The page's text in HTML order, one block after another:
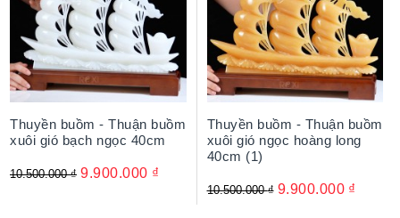
Thuyền buồm - Thuận buồm
xuôi gió bạch ngọc 40cm
10.500.000 ₫ 9.900.000 ₫
Thuyền buồm - Thuận buồm
xuôi gió ngọc hoàng long
40cm (1)
10.500.000 ₫ 9.900.000 ₫